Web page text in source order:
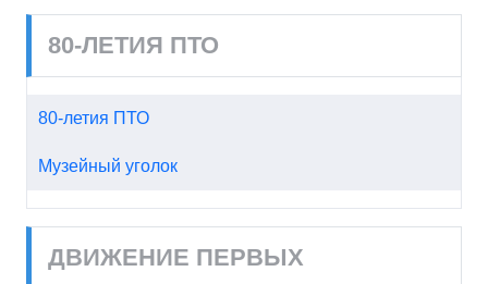
80-ЛЕТИЯ ПТО
80-летия ПТО
Музейный уголок
ДВИЖЕНИЕ ПЕРВЫХ